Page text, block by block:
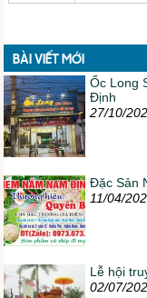
BÀI VIẾT MỚI
Ốc Long
Định
27/10/
Đặc Sản
11/04/
Lễ hội
02/07/